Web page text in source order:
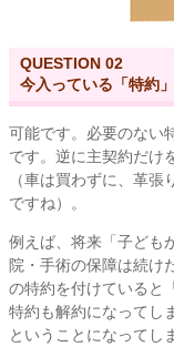
QUESTION 02
今入っている「特約
可能です。必要のない
です。逆に主契約だけ
（車は買わずに、革
ですね）。
例えば、将来「子ども
院・手術の保障は続け
の特約を付けていると
特約も解約になってし
ということになってし